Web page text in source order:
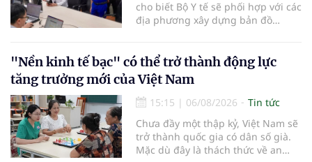
cho biết Bộ Y tế sẽ phối hợp với các
địa phương xây dựng bản đồ
thiện cơ chế tài chính và đa dạng
hóa phương tiện nhằm nâng cao
năng lực cấp cứu trước viện trên
phạm vi cả nước.
"Nền kinh tế bạc" có thể trở thành động lực
tăng trưởng mới của Việt Nam
15:15 | 06/08/2026
Tin tức
Chưa đầy một thập kỷ, Việt Nam sẽ
trở thành quốc gia có dân số già.
Mặc dù đây là thách thức về an